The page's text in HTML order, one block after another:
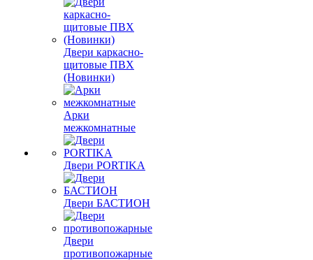
Двери каркасно-
щитовые ПВХ
(Новинки)
Арки
межкомнатные
Двери PORTIKA
Двери БАСТИОН
Двери
противопожарные